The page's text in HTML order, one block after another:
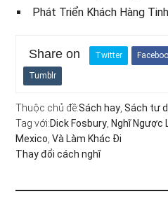
Phát Triển Khách Hàng
Share on Twitter
Tumblr
Thuộc chủ đề:Sách hay ,Sách tư
Tag với:Dick Fosbury Nghĩ Ngược
Mexico ,Và Làm Khác Đi
Thay đổi cách nghĩ